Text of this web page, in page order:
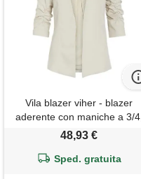
Vila blazer viher - blazer
aderente con maniche a 3/4,
betulla, m
48,93 €
Sped. gratuita